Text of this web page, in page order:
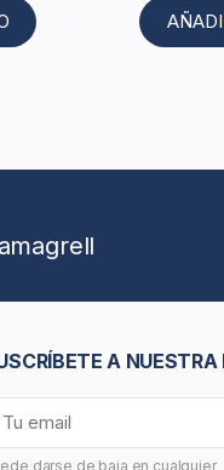
A
darse de baja en cualquier